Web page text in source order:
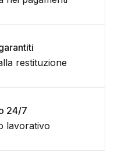
restituzione
24/7
lavorativo